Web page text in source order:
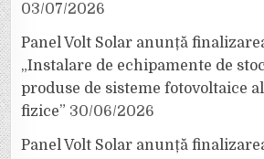
03/07/2026
Panel Volt Solar anunță
„Instalare de echipamente de
produse de sisteme fotovoltaice
fizice” 30/06/2026
Panel Volt Solar anunță